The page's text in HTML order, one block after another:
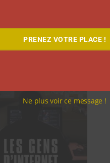
notre documentaire
PRENEZ VOTRE PLACE !
Ne plus voir ce message !